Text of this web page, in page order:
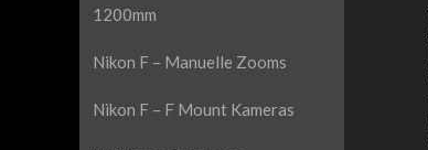
1200mm
Nikon F – Manuelle Zooms
Nikon F – F Mount Kameras